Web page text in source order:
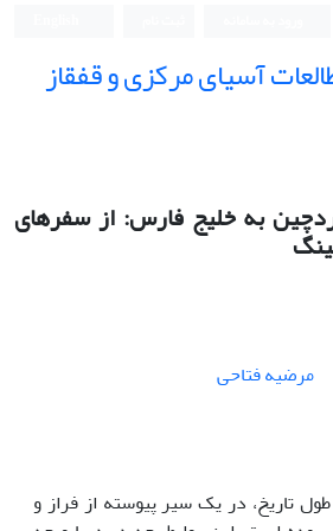
آسیای مرکزی و قفقاز
به خلیج فارس: از سفرهای
مرضیه فتاحی
تاریخ، در یک سیر پیوسته از فراز و